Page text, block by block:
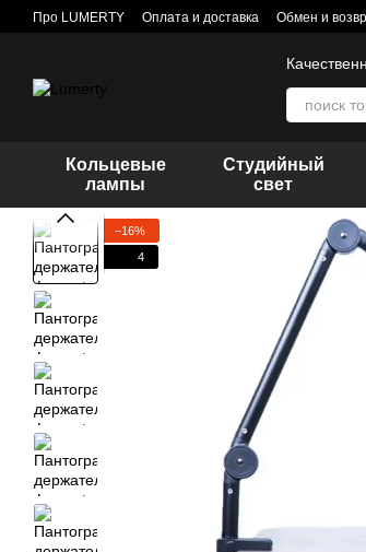
Перейти к основному контенту
Про LUMERTY Оплата и доставка Обмен и
Кольцевые
лампы
Студийный
свет
−16%
4